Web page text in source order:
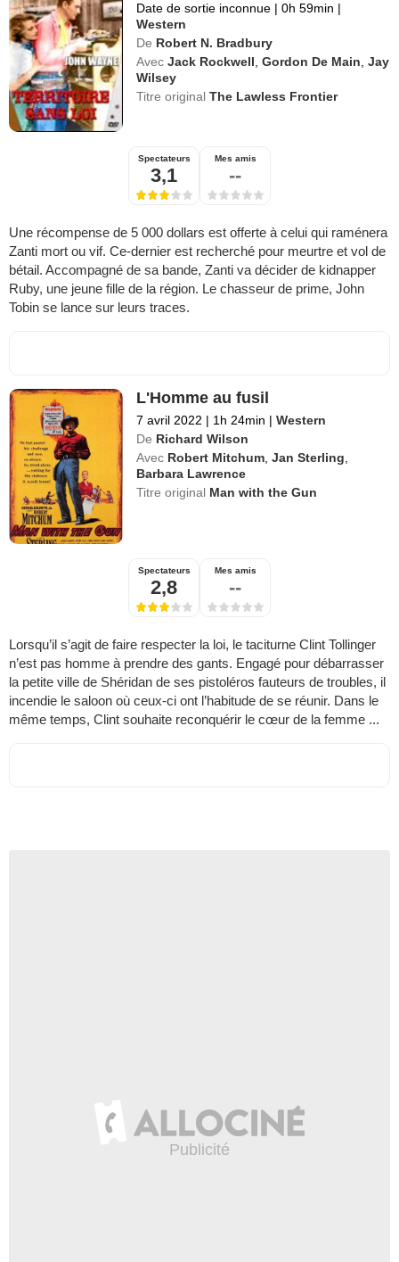
Date de sortie inconnue | 0h 59min |
Western
De Robert N. Bradbury
Avec Jack Rockwell ,Gordon De Main ,Jay
Wilsey
Titre originalThe Lawless Frontier
Spectateurs
3,1
Mes amis
--
Une récompense de 5 000 dollars est offerte à celui qui raménera
Zanti mort ou vif. Ce-dernier est recherché pour meurtre et vol de
bétail. Accompagné de sa bande, Zanti va décider de kidnapper
Ruby, une jeune fille de la région. Le chasseur de prime, John
Tobin se lance sur leurs traces.
L'Homme au fusil
7 avril 2022 | 1h 24min | Western
De Richard Wilson
Avec Robert Mitchum,Jan Sterling,
Barbara Lawrence
Titre original Man with the Gun
Spectateurs
2,8
Mes amis
--
Lorsqu’il s’agit de faire respecter la loi, le taciturne Clint Tollinger
n’est pas homme à prendre des gants. Engagé pour débarrasser
la petite ville de Shéridan de ses pistoléros fauteurs de troubles, il
incendie le saloon où ceux-ci ont l’habitude de se réunir. Dans le
même temps, Clint souhaite reconquérir le cœur de la femme ...